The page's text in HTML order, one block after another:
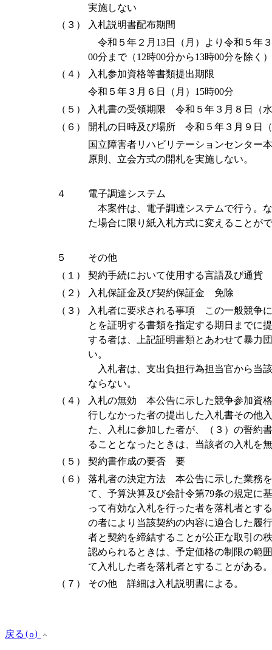
実施しない
（３）
入札説明書配布期間
令和５年２月13日（月）より令和５年
00分まで（12時00分から13時00分を除く）
（４）
入札参加資格等書類提出期限
令和５年３月６日（月）15時00分
（５）
入札書の受領期限 令和５年３月８日（
（６）
開札の日時及び場所 令和５年３月９日
国立障害者リハビリテーションセンター
原則、立会方式の開札を実施しない。
４
電子調達システム
本案件は、電子調達システムで行う。
た場合に限り紙入札方式に変えることが
５
その他
（１）
契約手続において使用する言語及び通貨
（２）
入札保証金及び契約保証金 免除
（３）
入札者に要求される事項 この一般競争
とを証明する書類を指定する期日までに
する者は、上記証明書類とあわせて暴力
い。
入札者は、支出負担行為担当官から当
ならない。
（４）
入札の無効 本公告に示した競争参加資
行しなかった者の提出した入札書その他
た、入札に参加した者が、（３）の誓約
ることとなったときは、当該者の入札を
（５）
契約書作成の要否 要
（６）
落札者の決定方法 本公告に示した業務
て、予算決算及び会計令第79条の規定に
って有効な入札を行った者を落札者とす
の者により当該契約の内容に適合した履
者と契約を締結することが公正な取引の
認められるときは、予定価格の制限の範
て入札した者を落札者とすることがある。
（７）
その他 詳細は入札説明書による。
戻る (o)